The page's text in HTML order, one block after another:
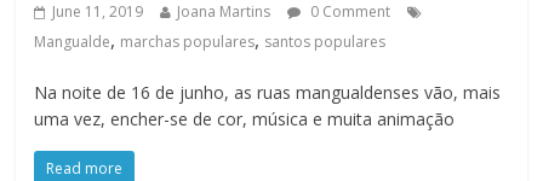
June 11, 2019 Joana Martins
0 Comment
Mangualde, marchas populares, santos populares
Na noite de 16 de junho, as ruas mangualdenses vão, mais
uma vez, encher-se de cor, música e muita animação
Read more